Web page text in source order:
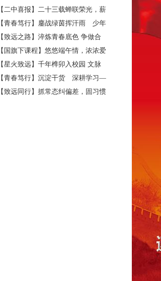
【二中喜报】二十三载蝉联荣光，薪
【青春笃行】鏖战绿茵挥汗雨 少年
【致远之路】淬炼青春底色 争做合
【国旗下课程】悠悠端午情，浓浓爱
【星火致远】千年榫卯入校园 文脉
【青春笃行】沉淀干货 深耕学习—
【致远同行】抓常态纠偏差，固习惯